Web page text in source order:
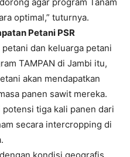
optimal,” tuturnya.
Petani PSR
dan keluarga petani
TAMPAN di Jambi itu,
akan mendapatkan
panen sawit mereka.
tiga kali panen dari
secara intercropping di